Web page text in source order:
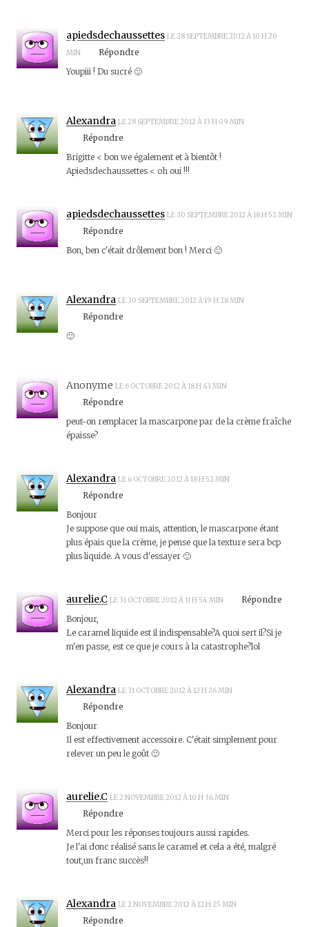
apiedsdechaussettes LE 28 SEPTEMBRE 2012 À 10 H 20
MIN
Répondre
Youpiii ! Du sucré 🙂
Alexandra LE 28 SEPTEMBRE 2012 À 13 H 09 MIN
Répondre
Brigitte < bon we également et à bientôt !
Apiedsdechaussettes < oh oui !!!
apiedsdechaussettes LE 30 SEPTEMBRE 2012 À 18 H 52 MIN
Répondre
Bon, ben c'était drôlement bon ! Merci 🙂
Alexandra LE 30 SEPTEMBRE 2012 À 19 H 28 MIN
Répondre
🙂
Anonyme LE 6 OCTOBRE 2012 À 18 H 43 MIN
Répondre
peut-on remplacer la mascarpone par de la crème fraîche
épaisse?
Alexandra LE 6 OCTOBRE 2012 À 18 H 52 MIN
Répondre
Bonjour
Je suppose que oui mais, attention, le mascarpone étant
plus épais que la crème, je pense que la texture sera bcp
plus liquide. A vous d'essayer 🙂
aurelie.C LE 31 OCTOBRE 2012 À 11 H 54 MIN
Répondre
Bonjour,
Le caramel liquide est il indispensable?A quoi sert il?Si je
m'en passe, est ce que je cours à la catastrophe?lol
Alexandra LE 31 OCTOBRE 2012 À 12 H 26 MIN
Répondre
Bonjour
Il est effectivement accessoire. C'était simplement pour
relever un peu le goût 🙂
aurelie.C LE 2 NOVEMBRE 2012 À 10 H 36 MIN
Répondre
Merci pour les réponses toujours aussi rapides.
Je l'ai donc réalisé sans le caramel et cela a été, malgré
tout,un franc succès!!
Alexandra LE 2 NOVEMBRE 2012 À 12 H 25 MIN
Répondre